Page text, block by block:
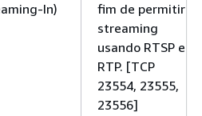
In)
fim de permitir
streaming
usando RTSP e
RTP. [TCP
23554, 23555,
23556]